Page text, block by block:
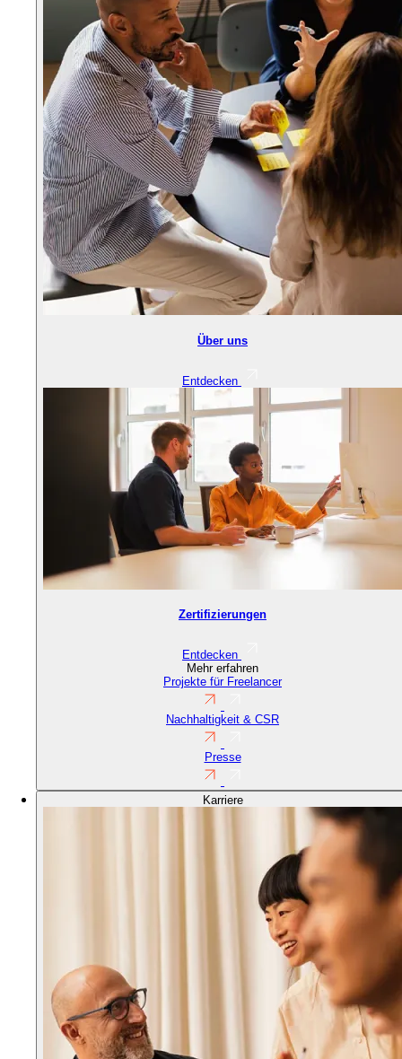
Über uns
Entdecken
Zertifizierungen
Entdecken
Mehr erfahren
Projekte für Freelancer
Nachhaltigkeit & CSR
Presse
Karriere